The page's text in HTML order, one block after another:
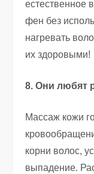
естественное
фен без
нагревать
их здоровыми!
8. Они любят
Массаж кожи
корни волос,
выпадение.